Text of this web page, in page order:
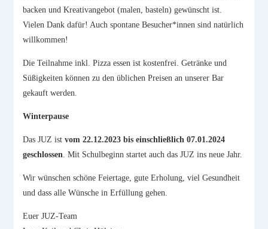
backen und Kreativangebot (malen, basteln) gewünscht ist.
Vielen Dank dafür! Auch spontane Besucher*innen sind natürlich
willkommen!
Die Teilnahme inkl. Pizza essen ist kostenfrei. Getränke und
Süßigkeiten können zu den üblichen Preisen an unserer Bar
gekauft werden.
Winterpause
Das JUZ ist vom 22.12.2023 bis einschließlich 07.01.2024
geschlossen . Mit Schulbeginn startet auch das JUZ ins neue Jahr.
Wir wünschen schöne Feiertage, gute Erholung, viel Gesundheit
und dass alle Wünsche in Erfüllung gehen.
Euer JUZ-Team